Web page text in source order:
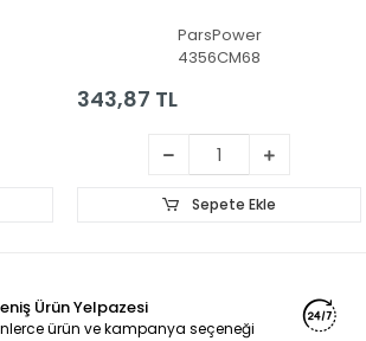
ParsPower
4356CM68
343,87 TL
Sepete Ekle
Ürün Yelpazesi
ürün ve kampanya seçeneği